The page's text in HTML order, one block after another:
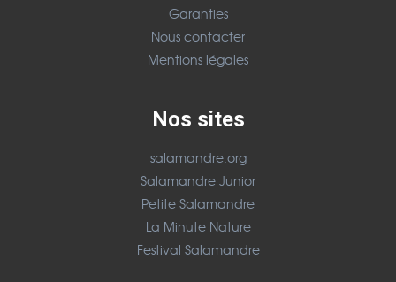
Garanties
Nous contacter
Mentions légales
Nos sites
salamandre.org
Salamandre Junior
Petite Salamandre
La Minute Nature
Festival Salamandre